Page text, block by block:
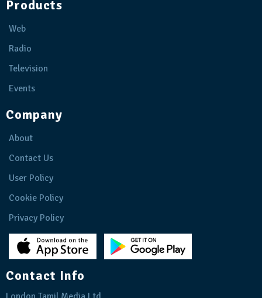
Products
Web
Radio
Television
Events
Company
About
Contact Us
User Policy
Cookie Policy
Privacy Policy
Contact Info